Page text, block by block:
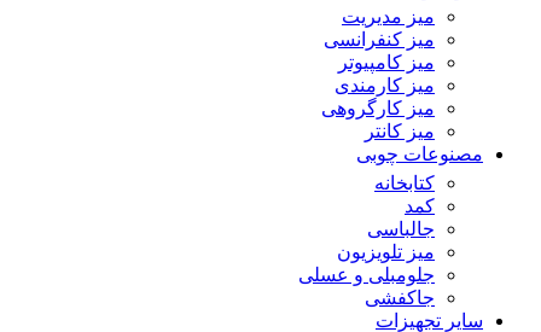
میز مدیریت
میز کنفرانسی
میز کامپیوتر
میز کارمندی
میز کارگروهی
میز کانتر
مصنوعات چوبی
کتابخانه
کمد
جالباسی
میز تلویزیون
جلومبلی و عسلی
جاکفشی
سایر تجهیزات